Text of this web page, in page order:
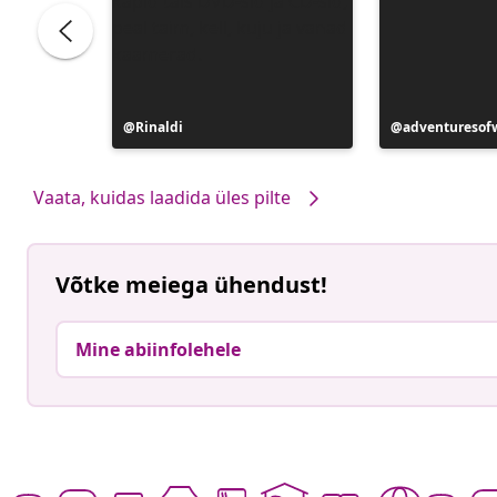
Postitus
avaldatud
Rinaldi
Postitus
avaldatud
Vaata, kuidas laadida üles pilte
Võtke meiega ühendust!
Mine abiinfolehele